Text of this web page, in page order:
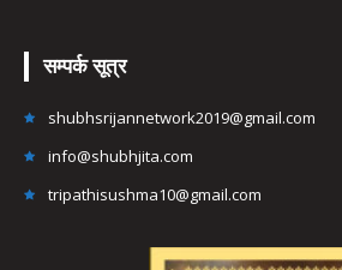
सम्पर्क सूत्र
shubhsrijannetwork2019@gmail.com
info@shubhjita.com
tripathisushma10@gmail.com